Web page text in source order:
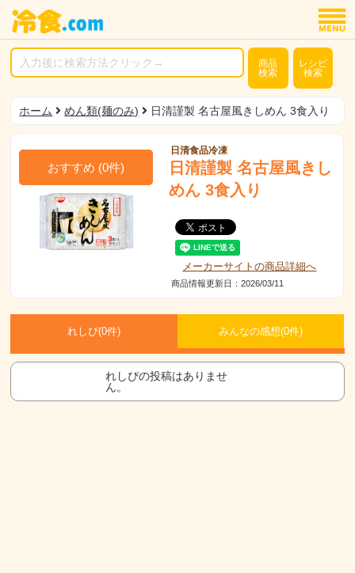
商品
検索
レシピ
検索
ホーム めん類(麺のみ) 日清謹製 名古屋風きしめん 3食入り
おすすめ (0件)
日清食品冷凍
日清謹製 名古屋風きし
めん 3食入り
メーカーサイトの商品詳細へ
商品情報更新日：2026/03/11
れしぴ(0件) みんなの感想(0件)
れしぴの投稿はありませ
ん。